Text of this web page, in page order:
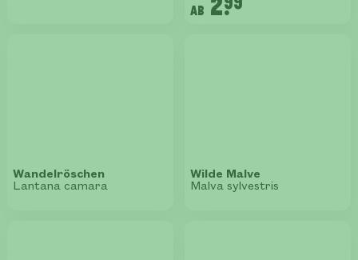
ab
Wandelröschen
Lantana camara
Wilde Malve
Malva sylvestris